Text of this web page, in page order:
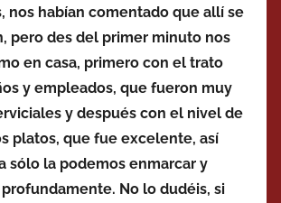
nos habían comentado que allí se
pero des del primer minuto nos
en casa, primero con el trato
y empleados, que fueron muy
y después con el nivel de
platos, que fue excelente, así
sólo la podemos enmarcar y
No lo dudéis, si